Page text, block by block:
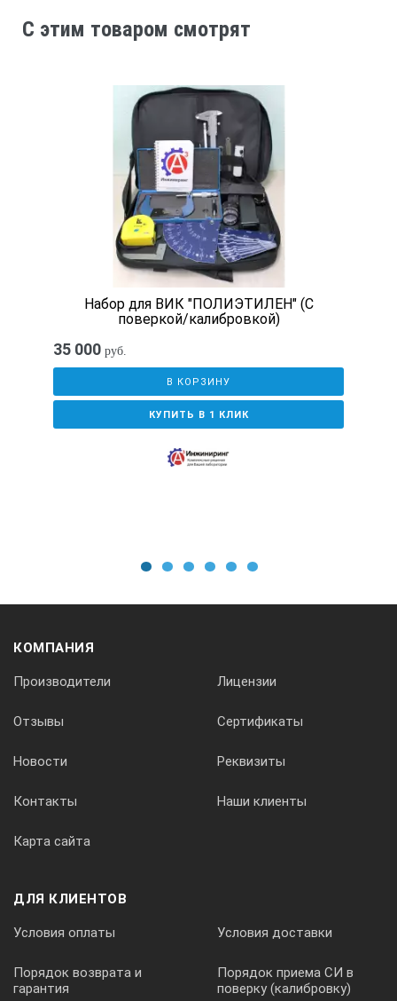
C этим товаром смотрят
Набор для ВИК "ПОЛИЭТИЛЕН" (С
поверкой/калибровкой)
35 000 руб.
В КОРЗИНУ
КУПИТЬ В 1 КЛИК
КОМПАНИЯ
Производители Лицензии
Отзывы Сертификаты
Новости Реквизиты
Контакты Наши клиенты
Карта сайта
ДЛЯ КЛИЕНТОВ
Условия оплаты Условия доставки
Порядок возврата и
гарантия
Порядок приема СИ в
поверку (калибровку)